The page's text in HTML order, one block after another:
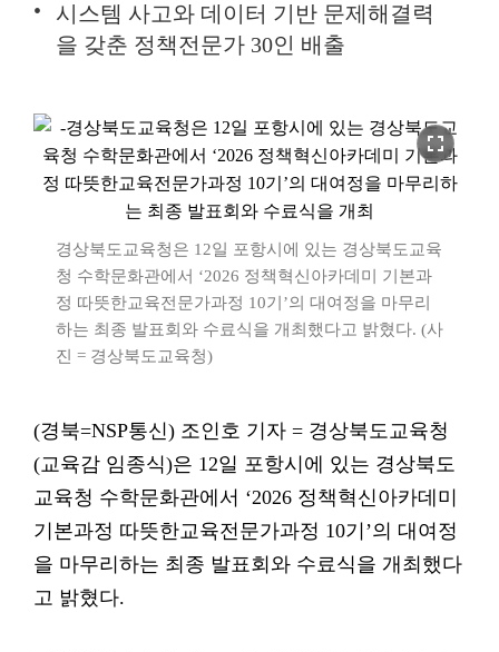
시스템 사고와 데이터 기반 문제해결력
을 갖춘 정책전문가 30인 배출
fullscreen
경상북도교육청은 12일 포항시에 있는 경상북도교육
청 수학문화관에서 ‘2026 정책혁신아카데미 기본과
정 따뜻한교육전문가과정 10기’의 대여정을 마무리
하는 최종 발표회와 수료식을 개최했다고 밝혔다. (사
진 = 경상북도교육청)
(경북=NSP통신) 조인호 기자 = 경상북도교육청
(교육감 임종식)은 12일 포항시에 있는 경상북도
교육청 수학문화관에서 ‘2026 정책혁신아카데미
기본과정 따뜻한교육전문가과정 10기’의 대여정
을 마무리하는 최종 발표회와 수료식을 개최했다
고 밝혔다.